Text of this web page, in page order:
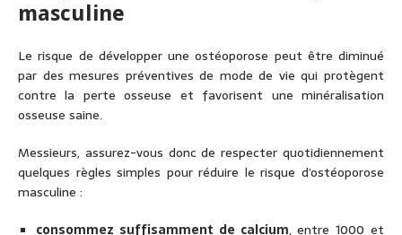
masculine
Le risque de développer une ostéoporose peut être diminué
par des mesures préventives de mode de vie qui protègent
contre la perte osseuse et favorisent une minéralisation
osseuse saine.
Messieurs, assurez-vous donc de respecter quotidiennement
quelques règles simples pour réduire le risque d’ostéoporose
masculine :
consommez suffisamment de calcium, entre 1000 et